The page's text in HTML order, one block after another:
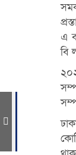
এ
বি